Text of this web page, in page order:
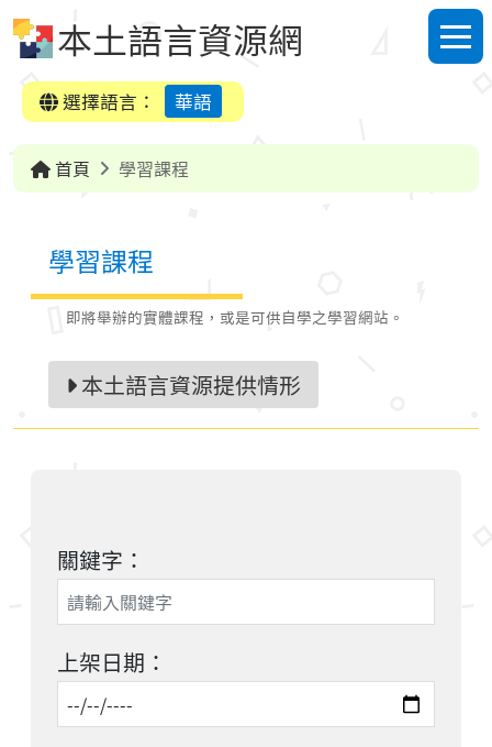
本土語言資源網
選單
選擇語言：
華語
首頁 學習課程
學習課程
即將舉辦的實體課程，或是可供自學之學習網站。
本土語言資源提供情形
關鍵字：
上架日期：